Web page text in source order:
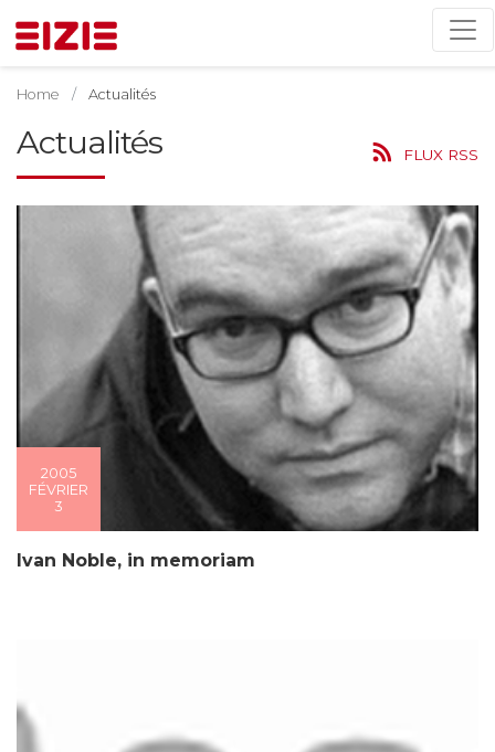
Home Actualités
Actualités FLUX RSS
2005
FÉVRIER
3
Ivan Noble, in memoriam